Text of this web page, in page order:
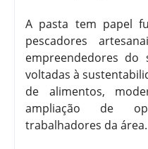
A pasta tem papel
pescadores
empreendedores do
voltadas à
de alimentos,
ampliação de
trabalhadores da área.